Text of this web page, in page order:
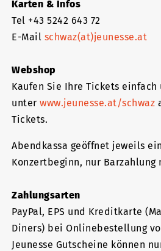
Karten & Infos
Tel +43 5242 643 72
E-Mail schwaz(at)jeunesse.at
Webshop
Kaufen Sie Ihre Tickets
unterwww.jeunesse.at/schwaz
Tickets.
Abendkassa geöffnet jeweils
Konzertbeginn, nur Barzahlung
Zahlungsarten
PayPal, EPS und Kreditkarte
Diners) bei Onlinebestellung
Jeunesse Gutscheine können